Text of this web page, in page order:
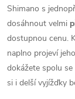
Shimano s
dosáhnout velmi
dostupnou cenu.
naplno projeví
dokážete spolu
si i delší vyjížďky